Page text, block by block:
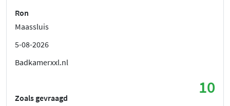
Ron
Maassluis
5-08-2026
Badkamerxxl.nl
10
Zoals gevraagd